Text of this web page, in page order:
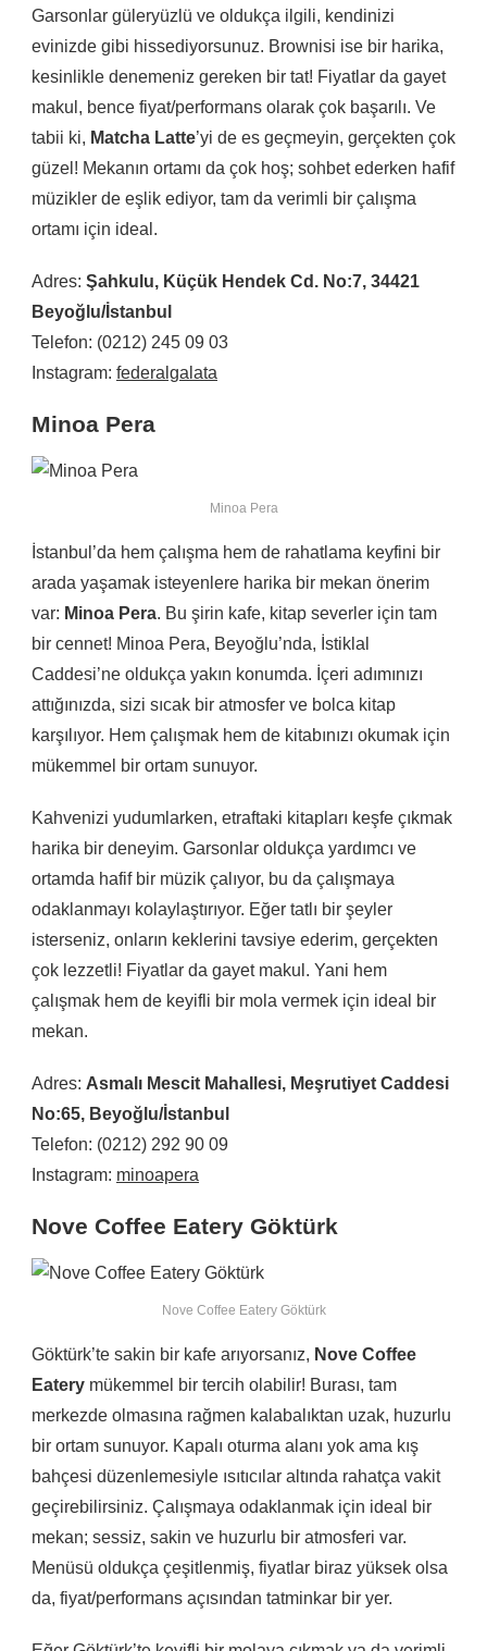
Garsonlar güleryüzlü ve oldukça ilgili, kendinizi
evinizde gibi hissediyorsunuz. Brownisi ise bir harika,
kesinlikle denemeniz gereken bir tat! Fiyatlar da gayet
makul, bence fiyat/performans olarak çok başarılı. Ve
tabii ki, Matcha Latte’yi de es geçmeyin, gerçekten çok
güzel! Mekanın ortamı da çok hoş; sohbet ederken hafif
müzikler de eşlik ediyor, tam da verimli bir çalışma
ortamı için ideal.
Adres: Şahkulu, Küçük Hendek Cd. No:7, 34421
Beyoğlu/İstanbul
Telefon: (0212) 245 09 03
Instagram: federalgalata
Minoa Pera
Minoa Pera
İstanbul’da hem çalışma hem de rahatlama keyfini bir
arada yaşamak isteyenlere harika bir mekan önerim
var: Minoa Pera. Bu şirin kafe, kitap severler için tam
bir cennet! Minoa Pera, Beyoğlu’nda, İstiklal
Caddesi’ne oldukça yakın konumda. İçeri adımınızı
attığınızda, sizi sıcak bir atmosfer ve bolca kitap
karşılıyor. Hem çalışmak hem de kitabınızı okumak için
mükemmel bir ortam sunuyor.
Kahvenizi yudumlarken, etraftaki kitapları keşfe çıkmak
harika bir deneyim. Garsonlar oldukça yardımcı ve
ortamda hafif bir müzik çalıyor, bu da çalışmaya
odaklanmayı kolaylaştırıyor. Eğer tatlı bir şeyler
isterseniz, onların keklerini tavsiye ederim, gerçekten
çok lezzetli! Fiyatlar da gayet makul. Yani hem
çalışmak hem de keyifli bir mola vermek için ideal bir
mekan.
Adres: Asmalı Mescit Mahallesi, Meşrutiyet Caddesi
No:65, Beyoğlu/İstanbul
Telefon: (0212) 292 90 09
Instagram: minoapera
Nove Coffee Eatery Göktürk
Nove Coffee Eatery Göktürk
Göktürk’te sakin bir kafe arıyorsanız, Nove Coffee
Eatery mükemmel bir tercih olabilir! Burası, tam
merkezde olmasına rağmen kalabalıktan uzak, huzurlu
bir ortam sunuyor. Kapalı oturma alanı yok ama kış
bahçesi düzenlemesiyle ısıtıcılar altında rahatça vakit
geçirebilirsiniz. Çalışmaya odaklanmak için ideal bir
mekan; sessiz, sakin ve huzurlu bir atmosferi var.
Menüsü oldukça çeşitlenmiş, fiyatlar biraz yüksek olsa
da, fiyat/performans açısından tatminkar bir yer.